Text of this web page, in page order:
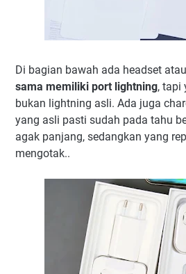
Di bagian bawah ada headset atau
sama memiliki port lightning, tapi
bukan lightning asli. Ada juga
yang asli pasti sudah pada tahu
agak panjang, sedangkan yang
mengotak..